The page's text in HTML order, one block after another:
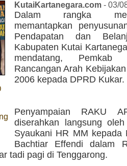
KutaiKartanegara.com - 03/
Dalam rangka
memantapkan
Pendapatan dan
Kabupaten Kutai
mendatang, Pemkab
Rancangan Arah
2006 kepada DPRD Kukar.
Penyampaian RAKU
diserahkan langsung
Syaukani HR MM kepada
Bachtiar Effendi dalam
tadi pagi di Tenggarong.